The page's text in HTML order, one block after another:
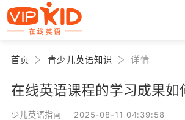
首页 青少儿英语知识 详情
在线英语课程的学习成果如
少儿英语指南 2025-08-11 04:39:58